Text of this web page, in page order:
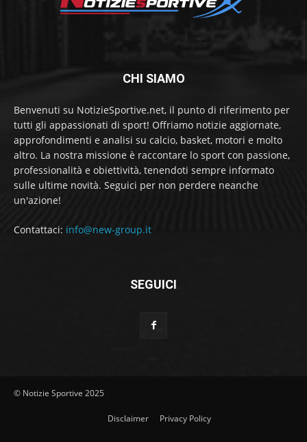
CHI SIAMO
Benvenuti su NotizieSportive.net, il punto di riferimento per
tutti gli appassionati di sport! Offriamo notizie aggiornate,
approfondimenti e analisi su calcio, basket, motori e molto
altro. La nostra missione è raccontare lo sport con passione,
professionalità e obiettività, tenendoti sempre informato
sulle ultime novità. Seguici per non perdere neanche
un'azione!
Contattaci: info@new-group.it
SEGUICI
© Notizie Sportive 2025
Disclaimer Privacy Policy